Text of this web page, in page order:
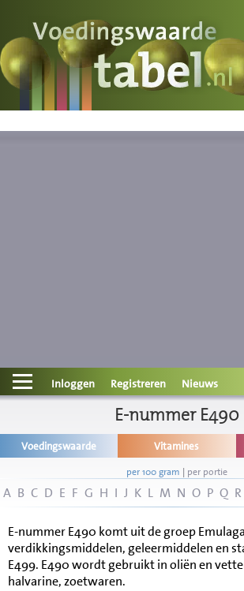
Voedingswaarde
Wat is wat?
Contact
Disclaimer
Inloggen Registreren Nieuws
E-nummer E490
Voedingswaarde Vitamines
per 100 gram | per portie
A B C D E F G H I J K L M N O P Q R
E-nummer E490 komt uit de groep
verdikkingsmiddelen, geleermiddelen en
E499. E490 wordt gebruikt in oliën en
halvarine, zoetwaren.